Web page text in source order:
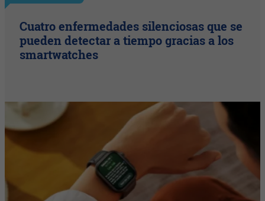
Cuatro enfermedades silenciosas que se
pueden detectar a tiempo gracias a los
smartwatches